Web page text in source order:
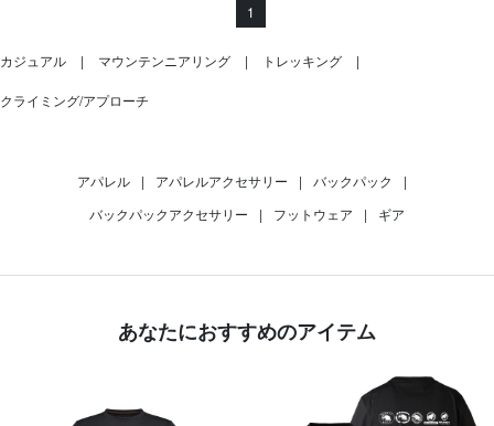
1
カジュアル マウンテンニアリング トレッキング
クライミング/アプローチ
アパレル | アパレルアクセサリー | バックパック
|
バックパックアクセサリー
| フットウェア | ギア
あなたにおすすめのアイテム